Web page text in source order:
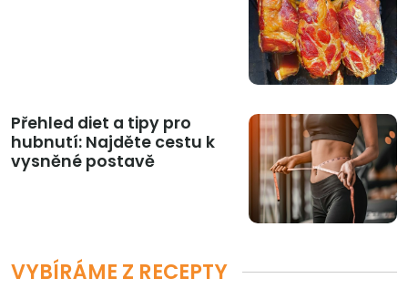
Přehled diet a tipy pro
hubnutí: Najděte cestu k
vysněné postavě
VYBÍRÁME Z RECEPTY